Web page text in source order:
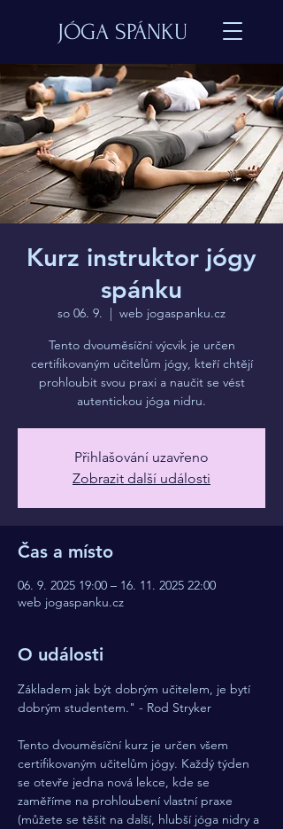
JÓGA SPÁNKU
Kurz instruktor jógy
spánku
so 06. 9.
  |
web jogaspanku.cz
Tento dvouměsíční výcvik je určen
certifikovaným učitelům jógy, kteří chtějí
prohloubit svou praxi a naučit se vést
autentickou jóga nidru.
Přihlašování uzavřeno
Zobrazit další události
Čas a místo
06. 9. 2025 19:00 – 16. 11. 2025 22:00
web jogaspanku.cz
O události
Základem jak být dobrým učitelem, je bytí
dobrým studentem." - Rod Stryker
Tento dvouměsíční kurz je určen všem
certifikovaným učitelům jógy. Každý týden
se otevře jedna nová lekce, kde se
zaměříme na prohloubení vlastní praxe
(můžete se těšit na další, hlubší jóga nidry a